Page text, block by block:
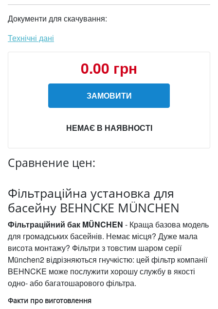
Документи для скачування:
Технічні дані
0.00 грн
ЗАМОВИТИ
НЕМАЄ В НАЯВНОСТІ
Сравнение цен:
Фільтраційна установка для
басейну BEHNCKE MÜNCHEN
Фільтраційний бак MÜNCHEN - Краща базова модель
для громадських басейнів. Немає місця? Дуже мала
висота монтажу? Фільтри з товстим шаром серії
München2 відрізняються гнучкістю: цей фільтр компанії
BEHNCKE може послужити хорошу службу в якості
одно- або багатошарового фільтра.
Факти про виготовлення